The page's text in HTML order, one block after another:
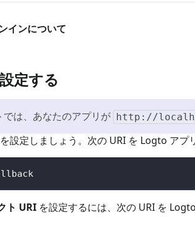
インについて
定する
は、あなたのアプリが http://
を設定しましょう。次の URI を Logto アプ
ト URI を設定するには、次の URI を